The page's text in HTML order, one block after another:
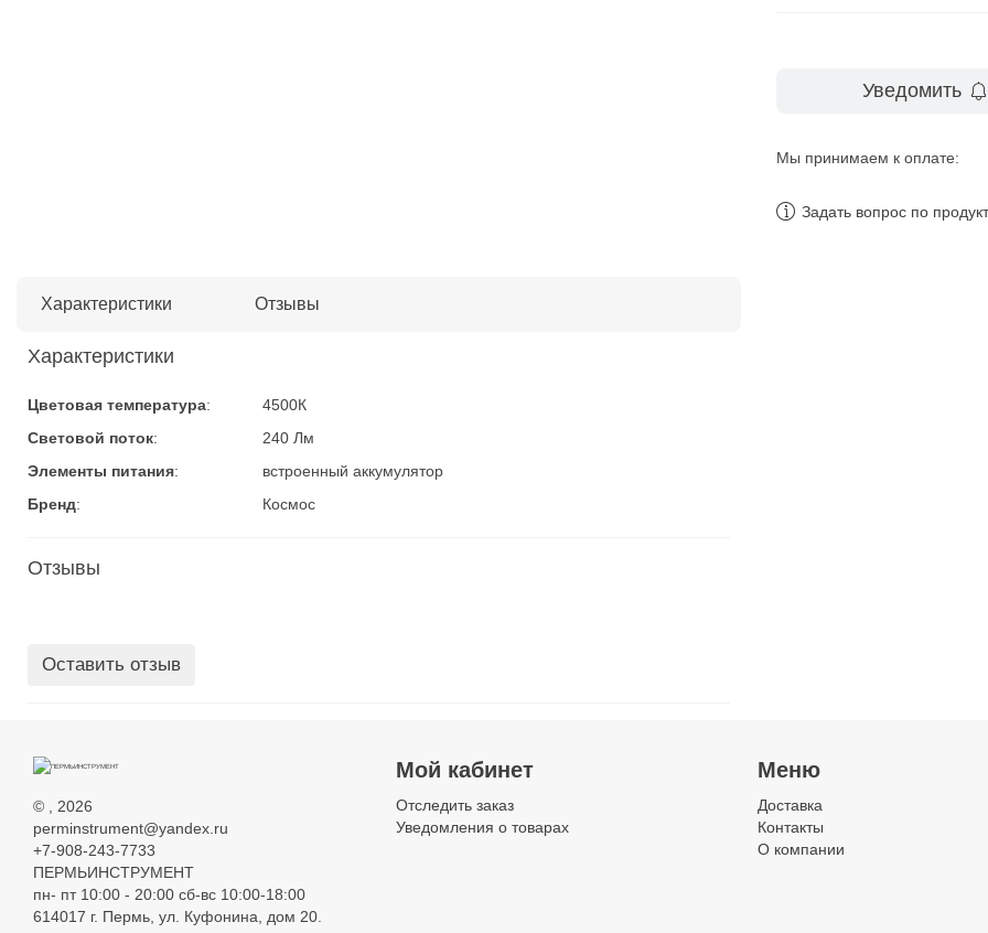
Уведомить
Мы принимаем к оплате:
Задать вопрос по
Характеристики Отзывы
Характеристики
Цветовая температура:
4500К
Световой поток:
240 Лм
Элементы питания:
встроенный аккумулятор
Бренд: Космос
Отзывы
Оставить отзыв
©
, 2026
perminstrument@yandex.ru
+7-908-243-7733
ПЕРМЬИНСТРУМЕНТ
пн- пт 10:00 - 20:00 сб-вс 10:00-18:00
614017 г. Пермь, ул. Куфонина, дом 20.
Мой кабинет
Отследить заказ
Уведомления о товарах
Меню
Доставка
Контакты
О компании